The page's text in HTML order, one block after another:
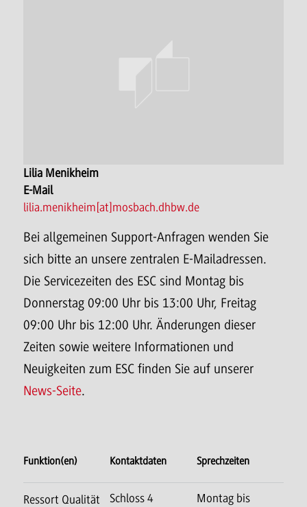
Lilia Menikheim
E-Mail
lilia.menikheim[at]mosbach.dhbw.de
Bei allgemeinen Support-Anfragen wenden Sie
sich bitte an unsere zentralen E-Mailadressen.
Die Servicezeiten des ESC sind Montag bis
Donnerstag 09:00 Uhr bis 13:00 Uhr, Freitag
09:00 Uhr bis 12:00 Uhr. Änderungen dieser
Zeiten sowie weitere Informationen und
Neuigkeiten zum ESC finden Sie auf unserer
News-Seite.
Funktion(en) Kontaktdaten Sprechzeiten
Ressort Qualität
Schloss 4
Montag bis